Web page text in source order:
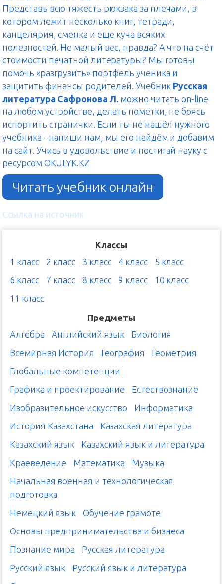
Представь всю тяжесть рюкзака за плечами, в
котором лежит несколько книг, тетради,
канцелярия, сменка и еще куча всяких
полезностей. Не малый вес, правда? А что на счёт
стоимости печатной литературы? Мы готовы
помочь «разгрузить» портфель ученика и
защитить финансы родителей. Учебник Русская
литература Сафронова Л. можно читать on-line
на любом устройстве, делать пометки, не боясь
испортить странички. Если ты не нашёл нужного
учебника - напиши нам, мы его найдём и добавим
на сайт. Учись в удовольствие и постигай науку с
ресурсом OKULYK.KZ
Читать учебник онлайн
Ссылка на источник
Классы
1 класс
2 класс 3 класс 4 класс
5 класс
6 класс
7 класс 8 класс 9 класс
10 класс
11 класс
Предметы
Алгебра
Английский язык
Биология
Всемирная История
География
Геометрия
Глобальные компетенции
Графика и проектирование
Естествознание
Изобразительное искусство
Информатика
История Казахстана
Казахская литература
Казахский язык
Казахский язык и литература
Краеведение
Математика
Музыка
Начальная военная и технологическая
подготовка
Немецкий язык
Обучение грамоте
Основы предпринимательства и бизнеса
Познание мира
Русская литература
Русский язык
Русский язык и литература